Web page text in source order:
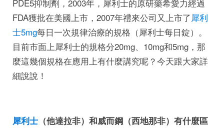
PDE5抑制劑，2003年，犀利士的原研藥希愛力經過
FDA獲批在美國上市，2007年禮來公司又上市了犀利
士5mg每日一次規律治療的規格（犀利士每日錠）。
目前市面上犀利士的規格分20mg、10mg和5mg，那
麼這幾個規格在應用上有什麼講究呢？今天跟大家詳
細說說！
犀利士 （他達拉非）和威而鋼（西地那非）有什麼區